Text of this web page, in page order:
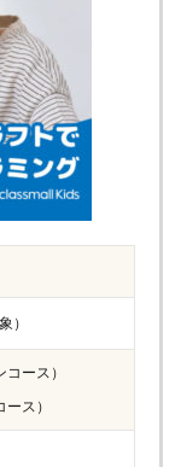
）
ース）
ス）